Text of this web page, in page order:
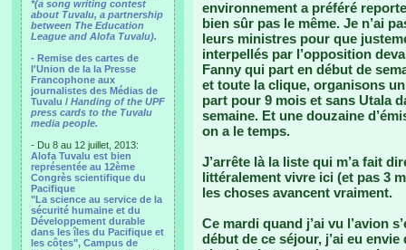
*(a song writing contest
about Tuvalu, a partnership
between The Education
League and Alofa Tuvalu).
- Remise des cartes de
l'Union de la la Presse
Francophone aux
journalistes des Médias de
Tuvalu / Handing of the UPF
press cards to the Tuvalu
media people.
- Du 8 au 12 juillet, 2013:
Alofa Tuvalu est bien
représentée au 12ème
Congrès scientifique du
Pacifique
"La science au service de la
sécurité humaine et du
Développement durable
dans les îles du Pacifique et
les côtes", Campus de
environnement a préféré
bien sûr pas le même. Je n’ai
leurs ministres pour que
interpellés par l’opposition
Fanny qui part en début de
et toute la clique, organisons
part pour 9 mois et sans Utala
semaine. Et une douzaine
on a le temps.
J’arrête là la liste qui m’a fait
littéralement vivre ici (et pas 3
les choses avancent vraiment.
Ce mardi quand j’ai vu l’avion
début de ce séjour, j’ai eu